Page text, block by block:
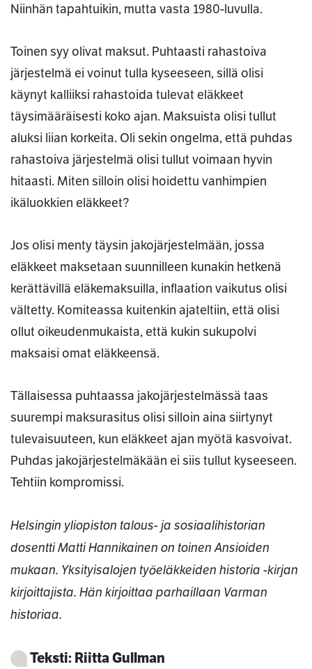
Niinhän tapahtuikin, mutta vasta 1980-luvulla.
Toinen syy olivat maksut. Puhtaasti rahastoiva
järjestelmä ei voinut tulla kyseeseen, sillä olisi
käynyt kalliiksi rahastoida tulevat eläkkeet
täysimääräisesti koko ajan. Maksuista olisi tullut
aluksi liian korkeita. Oli sekin ongelma, että puhdas
rahastoiva järjestelmä olisi tullut voimaan hyvin
hitaasti. Miten silloin olisi hoidettu vanhimpien
ikäluokkien eläkkeet?
Jos olisi menty täysin jakojärjestelmään, jossa
eläkkeet maksetaan suunnilleen kunakin hetkenä
kerättävillä eläkemaksuilla, inflaation vaikutus olisi
vältetty. Komiteassa kuitenkin ajateltiin, että olisi
ollut oikeudenmukaista, että kukin sukupolvi
maksaisi omat eläkkeensä.
Tällaisessa puhtaassa jakojärjestelmässä taas
suurempi maksurasitus olisi silloin aina siirtynyt
tulevaisuuteen, kun eläkkeet ajan myötä kasvoivat.
Puhdas jakojärjestelmäkään ei siis tullut kyseeseen.
Tehtiin kompromissi.
Helsingin yliopiston talous- ja sosiaalihistorian
dosentti Matti Hannikainen on toinen Ansioiden
mukaan. Yksityisalojen työeläkkeiden historia -kirjan
kirjoittajista. Hän kirjoittaa parhaillaan Varman
historiaa.
Teksti: Riitta Gullman